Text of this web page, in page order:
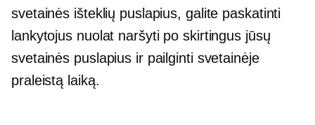
svetainės išteklių puslapius, galite paskatinti
lankytojus nuolat naršyti po skirtingus jūsų
svetainės puslapius ir pailginti svetainėje
praleistą laiką.